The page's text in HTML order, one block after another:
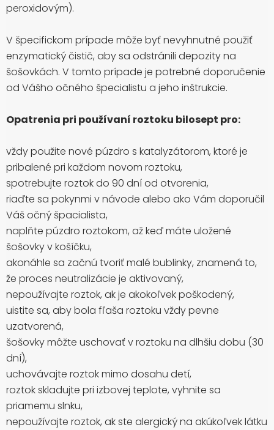
peroxidovým).
V špecifickom prípade môže byť nevyhnutné použiť
enzymatický čistič, aby sa odstránili depozity na
šošovkách. V tomto prípade je potrebné doporučenie
od Vášho očného špecialistu a jeho inštrukcie.
Opatrenia pri používaní roztoku bilosept pro:
vždy použite nové púzdro s katalyzátorom, ktoré je
pribalené pri každom novom roztoku,
spotrebujte roztok do 90 dní od otvorenia,
riaďte sa pokynmi v návode alebo ako Vám doporučil
Váš očný špacialista,
naplňte púzdro roztokom, až keď máte uložené
šošovky v košíčku,
akonáhle sa začnú tvoriť malé bublinky, znamená to,
že proces neutralizácie je aktivovaný,
nepoužívajte roztok, ak je akokoľvek poškodený,
uistite sa, aby bola fľaša roztoku vždy pevne
uzatvorená,
šošovky môžte uschovať v roztoku na dlhšiu dobu (30
dní),
uchovávajte roztok mimo dosahu detí,
roztok skladujte pri izbovej teplote, vyhnite sa
priamemu slnku,
nepoužívajte roztok, ak ste alergický na akúkoľvek látku